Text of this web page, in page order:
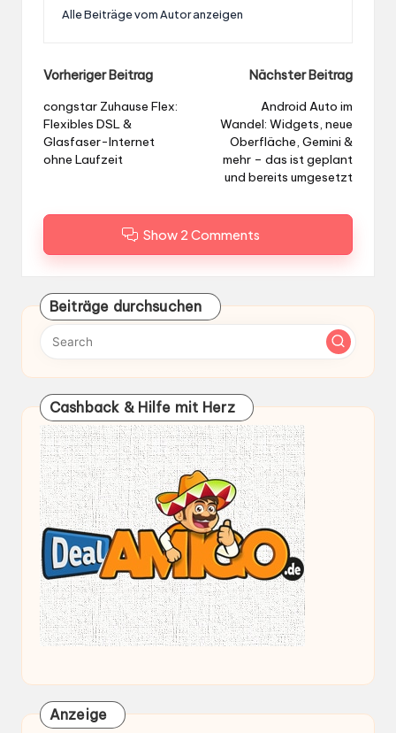
Alle Beiträge vom Autor anzeigen
Post
navigation
Vorheriger Beitrag
congstar Zuhause Flex:
Flexibles DSL &
Glasfaser-Internet
ohne Laufzeit
Nächster Beitrag
Android Auto im
Wandel: Widgets, neue
Oberfläche, Gemini &
mehr – das ist geplant
und bereits umgesetzt
Show 2 Comments
Beiträge durchsuchen
Cashback & Hilfe mit Herz
Anzeige